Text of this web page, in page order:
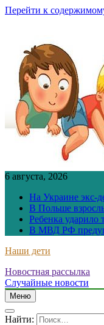
Перейти к
6 августа, 2026
На Украине экс-
В Польше
Ребенка ударило
В МВД РФ
Наши дети
Новостная рассылка
Случайные новости
Меню
Найти: